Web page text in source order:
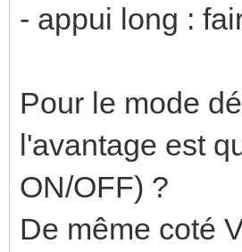
- appui long :
Pour le mode
l'avantage est
ON/OFF) ?
De même coté